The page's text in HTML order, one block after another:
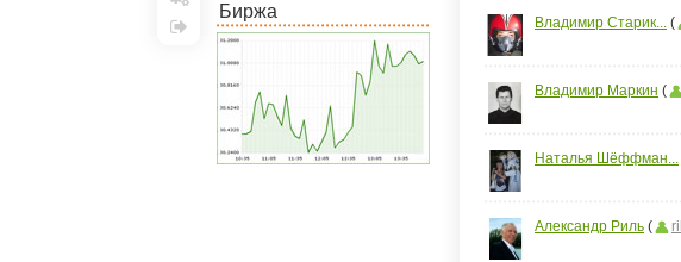
НастройкиБиржа
Владимир Старик... (
Владимир Маркин (
Наталья Шёффман...
Александр Риль ( ril